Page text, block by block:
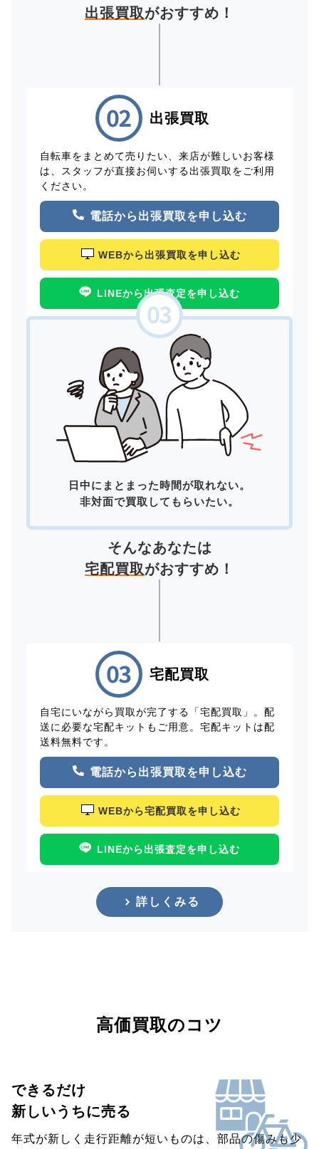
出張買取がおすすめ！
出張買取
自転車をまとめて売りたい、来店が難しいお客様
は、スタッフが直接お伺いする出張買取をご利用
ください。
電話から出張買取を申し込む
WEBから出張買取を申し込む
LINEから出張査定を申し込む
日中にまとまった時間が取れない。
非対面で買取してもらいたい。
そんなあなたは
宅配買取がおすすめ！
宅配買取
自宅にいながら買取が完了する「宅配買取」。配
送に必要な宅配キットもご用意。宅配キットは配
送料無料です。
電話から出張買取を申し込む
WEBから宅配買取を申し込む
LINEから出張査定を申し込む
詳しくみる
高価買取のコツ
できるだけ
新しいうちに売る
年式が新しく走行距離が短いものは、部品の傷みも少